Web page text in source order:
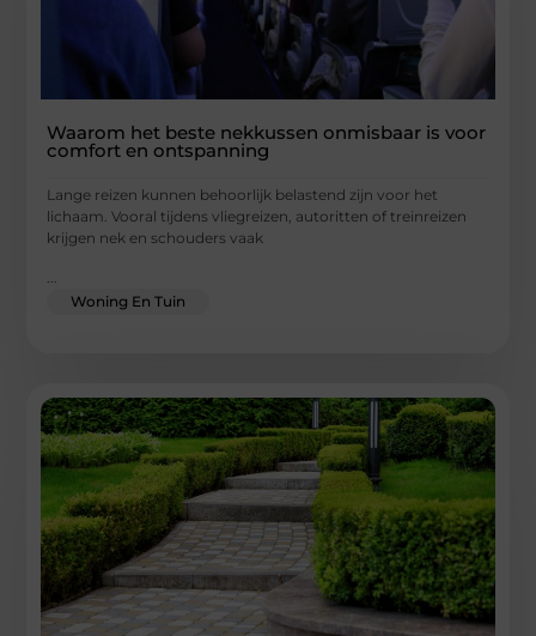
Waarom het beste nekkussen onmisbaar is voor
comfort en ontspanning
Lange reizen kunnen behoorlijk belastend zijn voor het
lichaam. Vooral tijdens vliegreizen, autoritten of treinreizen
krijgen nek en schouders vaak
Woning En Tuin